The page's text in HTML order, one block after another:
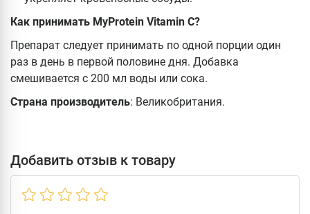
Как принимать MyProtein Vitamin C?
Препарат следует принимать по одной порции один
раз в день в первой половине дня. Добавка
смешивается с 200 мл воды или сока.
Страна производитель: Великобритания.
Добавить отзыв к товару